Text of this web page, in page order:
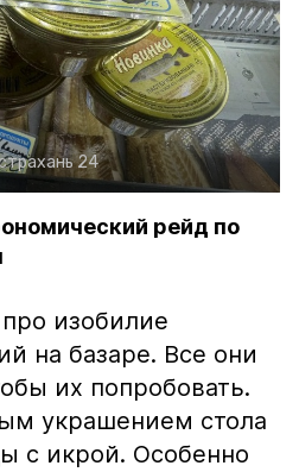
24
рейд по
про изобилие
на базаре. Все они
их попробовать.
украшением стола
с икрой. Особенно